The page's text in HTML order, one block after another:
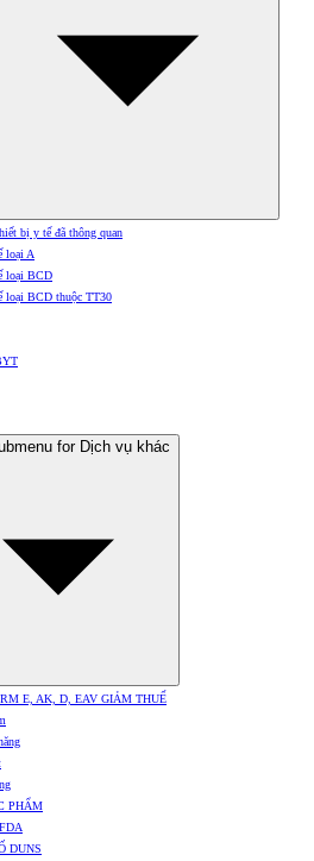
bị y tế đã thông quan
loại A
loại BCD
loại BCD thuộc TT30
for Dịch vụ khác
E, AK, D, EAV GIẢM THUẾ
PHẨM
DUNS